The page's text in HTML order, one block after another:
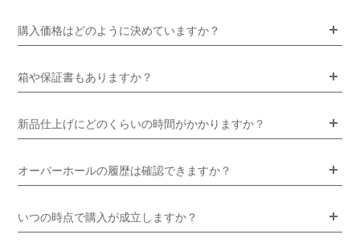
購入価格はどのように決めていますか？
箱や保証書もありますか？
新品仕上げにどのくらいの時間がかかりますか？
オーバーホールの履歴は確認できますか？
いつの時点で購入が成立しますか？